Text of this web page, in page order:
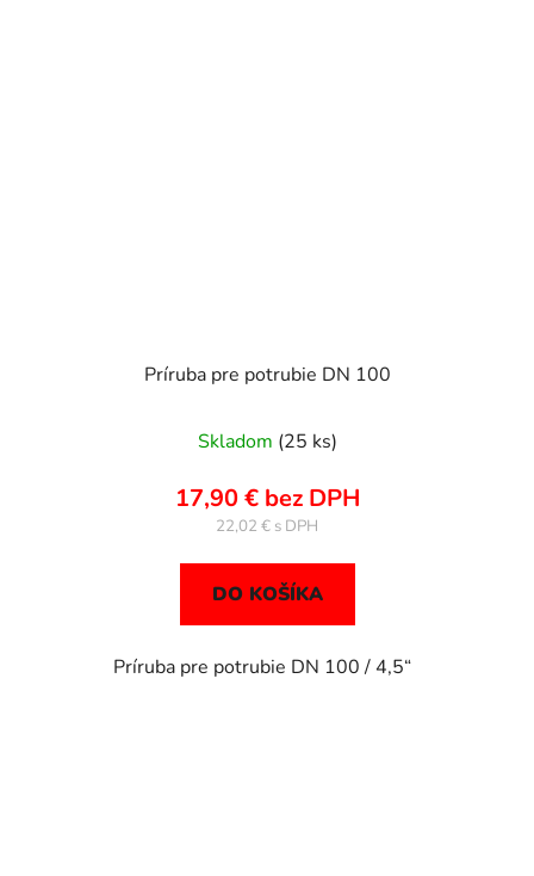
Príruba pre potrubie DN 100
Skladom (25 ks)
17,90 € bez DPH
22,02 €
DO KOŠÍKA
Príruba pre potrubie DN 100 / 4,5“